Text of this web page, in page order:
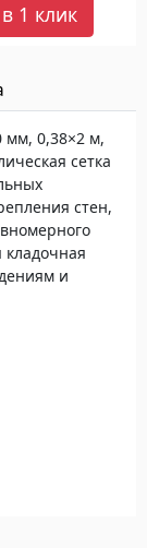
1 клик
мм, 0,38×2 м,
сетка
стен,
кладочная
и